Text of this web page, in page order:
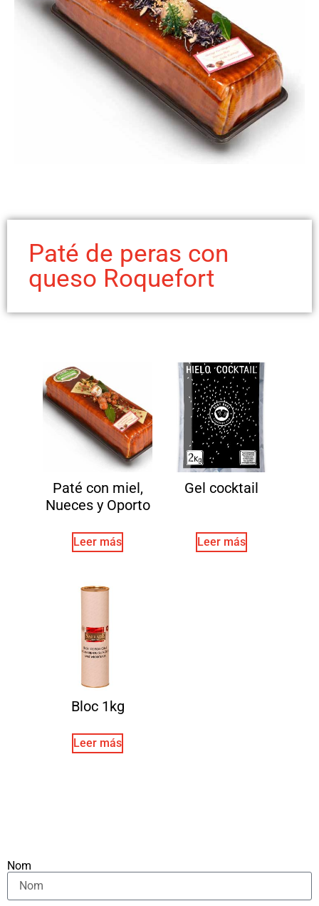
Paté de peras con
queso Roquefort
Paté con miel,
Nueces y Oporto
Leer más
Gel cocktail
Leer más
Bloc 1kg
Leer más
Nom